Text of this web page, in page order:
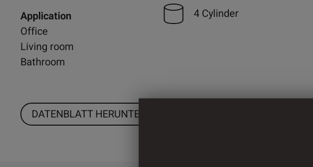
Application
Office
Living room
Bathroom
4 Cylinder
DATENBLATT HERUNTERLADEN